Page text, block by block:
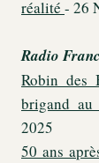
réalité - 26
Radio
Robin des
brigand
2025
50 ans